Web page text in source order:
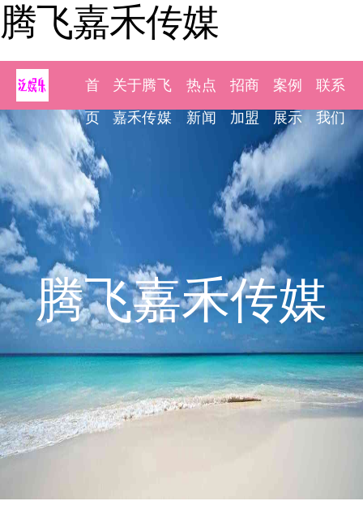
腾飞嘉禾传媒
首
页
关于腾飞
嘉禾传媒
热点
新闻
招商
加盟
案例
展示
联系
我们
腾飞嘉禾传媒